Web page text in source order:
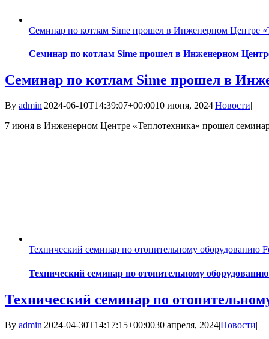
Семинар по котлам Sime прошел в Инженерном Центре
Семинар по котлам Sime прошел в Инженерном
Семинар по котлам Sime прошел в
By admin|2024-06-10T14:39:07+00:0010 июня, 2024|Новости|
7 июня в Инженерном Центре «Теплотехника» прошел
Технический семинар по отопительному оборудованию
Технический семинар по отопительному
Технический семинар по
By admin|2024-04-30T14:17:15+00:0030 апреля, 2024|Новости|